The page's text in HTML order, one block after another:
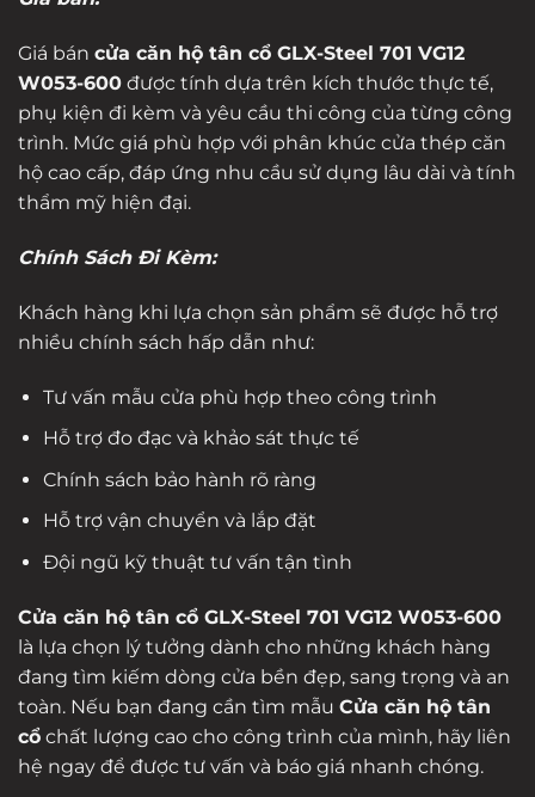
Giá bán cửa căn hộ tân cổ GLX-Steel 701 VG12
W053-600 được tính dựa trên kích thước thực tế,
phụ kiện đi kèm và yêu cầu thi công của từng công
trình. Mức giá phù hợp với phân khúc cửa thép căn
hộ cao cấp, đáp ứng nhu cầu sử dụng lâu dài và tính
thẩm mỹ hiện đại.
Chính Sách Đi Kèm:
Khách hàng khi lựa chọn sản phẩm sẽ được hỗ trợ
nhiều chính sách hấp dẫn như:
Tư vấn mẫu cửa phù hợp theo công trình
Hỗ trợ đo đạc và khảo sát thực tế
Chính sách bảo hành rõ ràng
Hỗ trợ vận chuyển và lắp đặt
Đội ngũ kỹ thuật tư vấn tận tình
Cửa căn hộ tân cổ GLX-Steel 701 VG12 W053-600
là lựa chọn lý tưởng dành cho những khách hàng
đang tìm kiếm dòng cửa bền đẹp, sang trọng và an
toàn. Nếu bạn đang cần tìm mẫu Cửa căn hộ tân
cổ chất lượng cao cho công trình của mình, hãy liên
hệ ngay để được tư vấn và báo giá nhanh chóng.